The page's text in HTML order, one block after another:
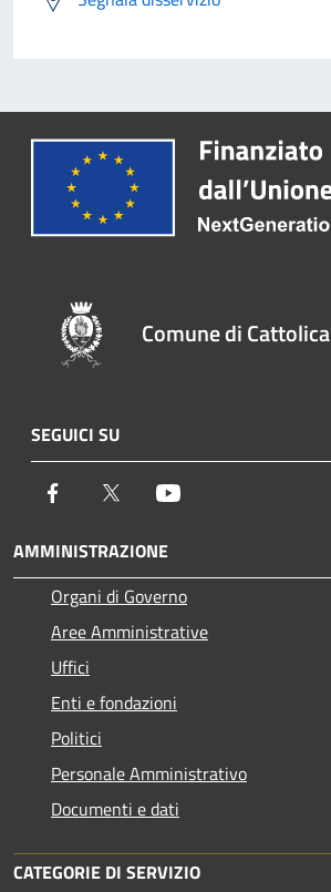
Comune di Cattolica
SEGUICI SU
Facebook Twitter
AMMINISTRAZIONE
Organi di Governo
Aree Amministrative
Uffici
Enti e fondazioni
Politici
Personale Amministrativo
Documenti e dati
CATEGORIE DI SERVIZIO